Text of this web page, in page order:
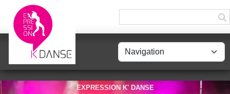
EXPRESSION K' DANSE
Panneau de gestion des cookies